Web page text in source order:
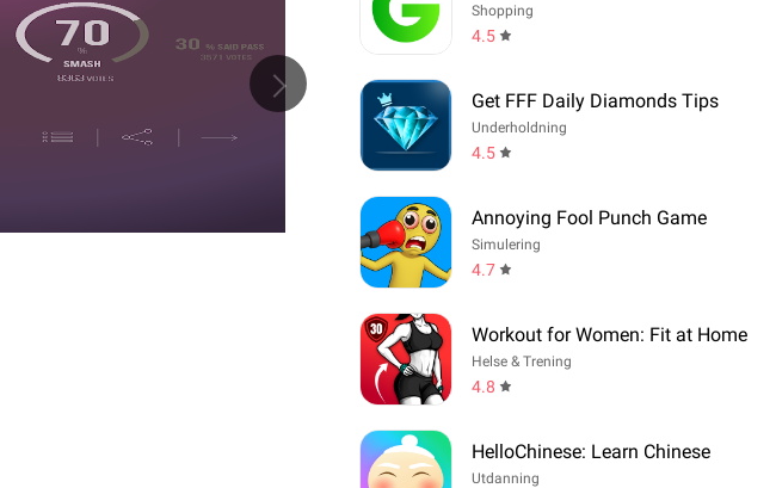
Shopping
4.5
Get FFF Daily Diamonds Tips
Underholdning
4.5
Annoying Fool Punch Game
Simulering
4.7
Workout for Women: Fit at Home
Helse & Trening
4.8
HelloChinese: Learn Chinese
Utdanning